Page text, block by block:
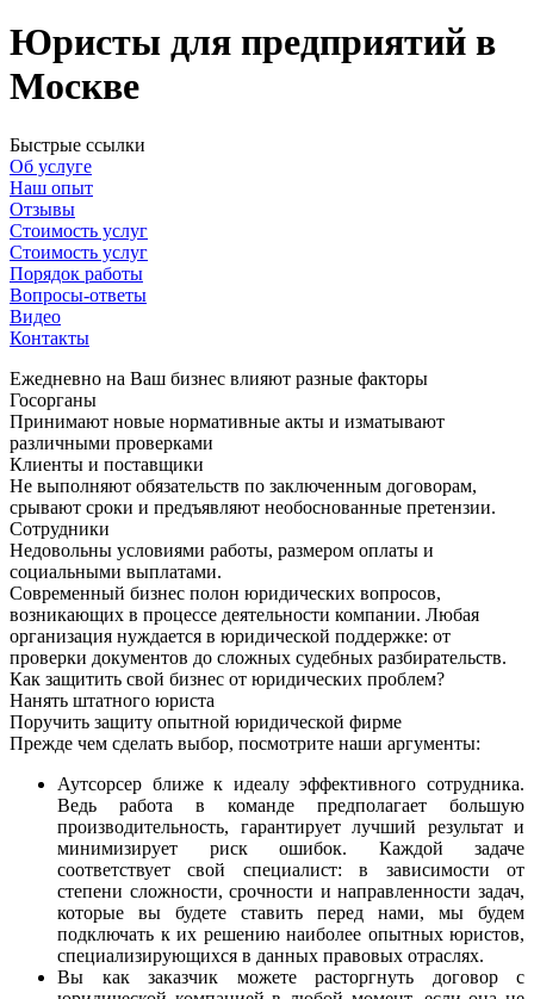
Юристы для предприятий в
Москве
Быстрые ссылки
Об услуге
Наш опыт
Отзывы
Стоимость услуг
Стоимость услуг
Порядок работы
Вопросы-ответы
Видео
Контакты
Ежедневно на Ваш бизнес влияют разные факторы
Госорганы
Принимают новые нормативные акты и изматывают
различными проверками
Клиенты и поставщики
Не выполняют обязательств по заключенным договорам,
срывают сроки и предъявляют необоснованные претензии.
Сотрудники
Недовольны условиями работы, размером оплаты и
социальными выплатами.
Современный бизнес полон юридических вопросов,
возникающих в процессе деятельности компании. Любая
организация нуждается в юридической поддержке: от
проверки документов до сложных судебных разбирательств.
Как защитить свой бизнес от юридических проблем?
Нанять штатного юриста
Поручить защиту опытной юридической фирме
Прежде чем сделать выбор, посмотрите наши аргументы:
Аутсорсер ближе к идеалу эффективного сотрудника.
Ведь работа в команде предполагает большую
производительность, гарантирует лучший результат и
минимизирует риск ошибок. Каждой задаче
соответствует свой специалист: в зависимости от
степени сложности, срочности и направленности задач,
которые вы будете ставить перед нами, мы будем
подключать к их решению наиболее опытных юристов,
специализирующихся в данных правовых отраслях.
Вы как заказчик можете расторгнуть договор с